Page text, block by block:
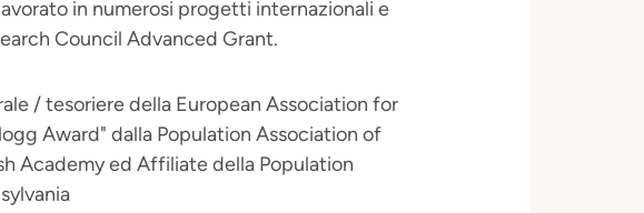
in numerosi progetti internazionali e
Council Advanced Grant.
/ tesoriere della European Association for
Award" dalla Population Association of
Academy ed Affiliate della Population